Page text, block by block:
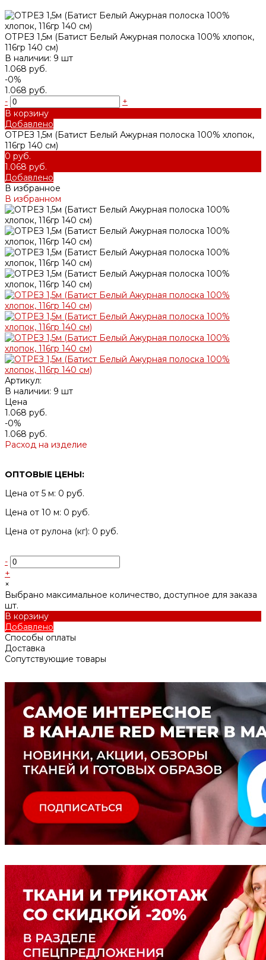
ОТРЕЗ 1,5м (Батист Белый Ажурная полоска 100% хлопок,
116гр 140 см)
В наличии: 9 шт
1.068 руб.
-0%
1.068 руб.
-
+
В корзину
Добавлено
ОТРЕЗ 1,5м (Батист Белый Ажурная полоска 100% хлопок,
116гр 140 см)
0 руб.
1.068 руб.
Добавлено
В избранное
В избранном
Артикул:
В наличии: 9 шт
Цена
1.068 руб.
-0%
1.068 руб.
Расход на изделие
ОПТОВЫЕ ЦЕНЫ:
Цена от 5 м: 0 руб.
Цена от 10 м: 0 руб.
Цена от рулона (кг): 0 руб.
-
+
×
Выбрано максимальное количество, доступное для заказа
шт.
В корзину
Добавлено
Способы оплаты
Доставка
Сопутствующие товары